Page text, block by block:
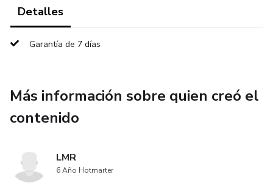
Detalles
Garantía de 7 días
Más información sobre quien creó el
contenido
LMR
6 Año Hotmarter